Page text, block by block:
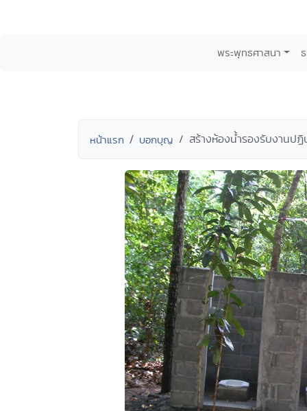
พระพุทธศาสนา
หน้าแรก บอกบุญ สร้างห้องน้ำรองรับงานป